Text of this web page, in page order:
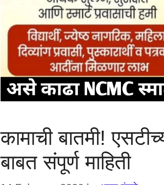
कामाची बातमी!
बाबत संपूर्ण माहिती